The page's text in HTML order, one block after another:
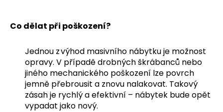
Co dělat při poškození?
Jednou z výhod masivního nábytku je možnost
opravy. V případě drobných škrábanců nebo
jiného mechanického poškození lze povrch
jemně přebrousit a znovu nalakovat. Takový
zásah je rychlý a efektivní – nábytek bude opět
vypadat jako nový.